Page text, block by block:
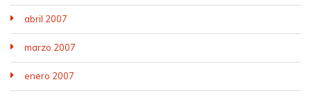
abril 2007
marzo 2007
enero 2007